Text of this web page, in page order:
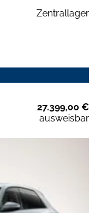
Zentrallager
27.399,00 €
ausweisbar